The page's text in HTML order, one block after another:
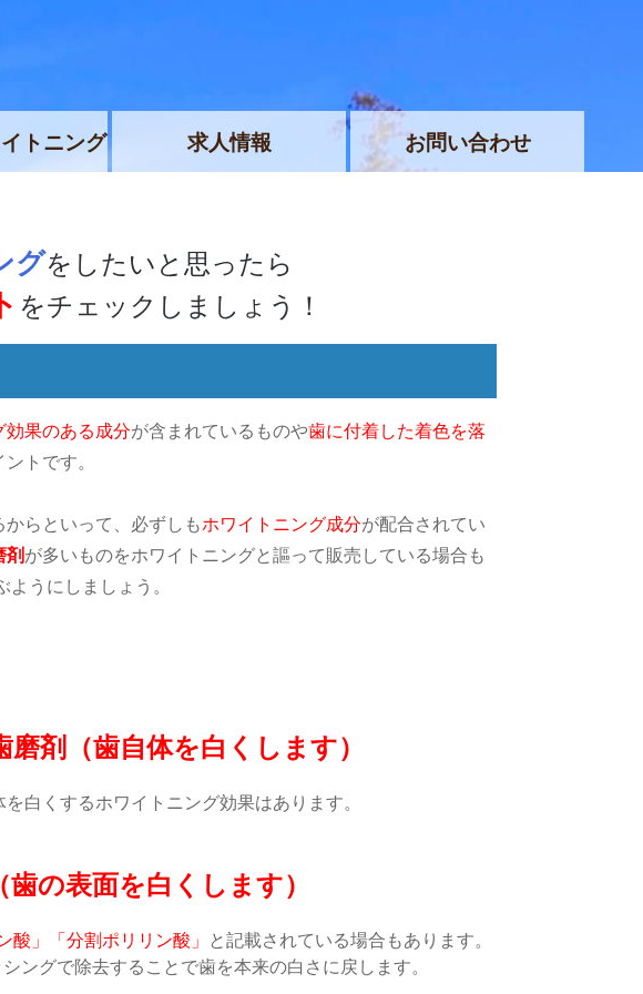
トニング 求人情報 お問い合わせ
グをしたいと思ったら
をチェックしましょう！
効果のある成分が含まれているものや歯に付着した着色を落
トです。
らといって、必ずしもホワイトニング成分が配合されてい
剤 が多いものをホワイトニングと謳って販売している場合も
うにしましょう。
剤（歯自体を白くします）
白くするホワイトニング効果はあります。
の表面を白くします）
酸」「分割ポリリン酸」
と記載されている場合もあります。
ングで除去することで歯を本来の白さに戻します。